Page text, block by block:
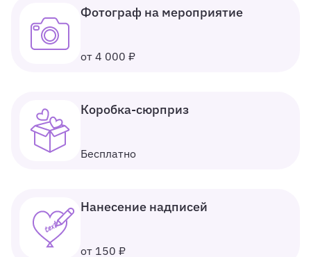
Фотограф на мероприятие
от 4 000 ₽
Коробка-сюрприз
Бесплатно
Нанесение надписей
от 150 ₽